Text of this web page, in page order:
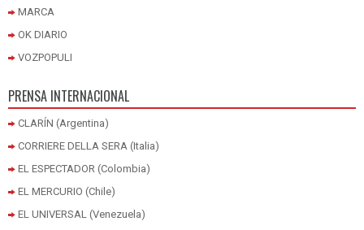
MARCA
OK DIARIO
VOZPOPULI
PRENSA INTERNACIONAL
CLARÍN (Argentina)
CORRIERE DELLA SERA (Italia)
EL ESPECTADOR (Colombia)
EL MERCURIO (Chile)
EL UNIVERSAL (Venezuela)